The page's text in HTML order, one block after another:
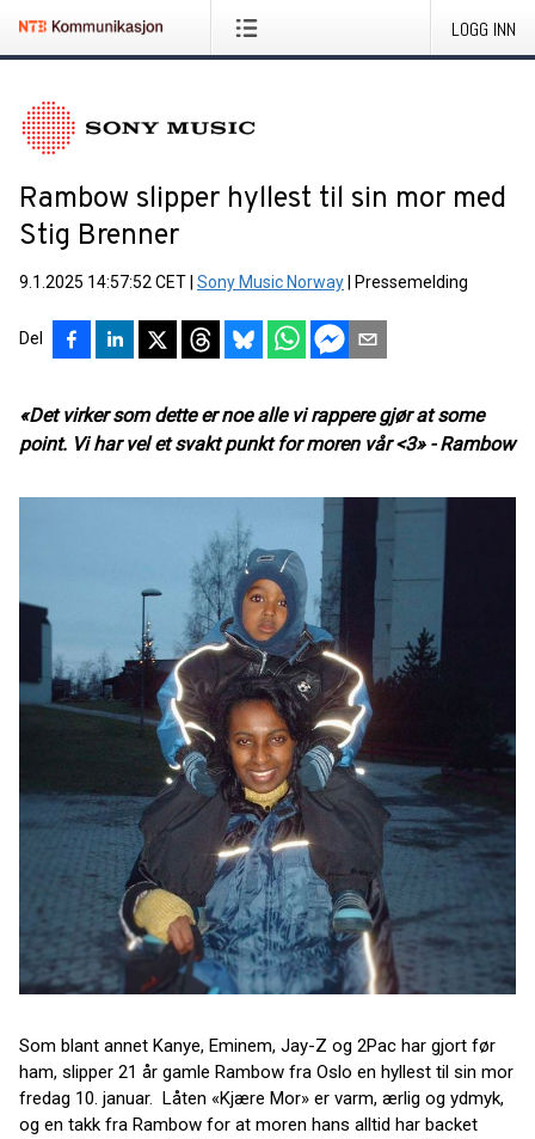
LOGG INN
Rambow slipper hyllest til sin mor med
Stig Brenner
9.1.2025 14:57:52 CET Sony Music Norway Pressemelding
Del
«Det virker som dette er noe alle vi rappere gjør at some
point. Vi har vel et svakt punkt for moren vår <3» - Rambow
Som blant annet Kanye, Eminem, Jay-Z og 2Pac har gjort før
ham, slipper 21 år gamle Rambow fra Oslo en hyllest til sin mor
fredag 10. januar. Låten «Kjære Mor» er varm, ærlig og ydmyk,
og en takk fra Rambow for at moren hans alltid har backet